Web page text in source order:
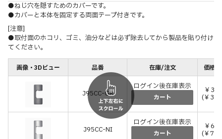
●ねじ穴を隠すためのカバーです。
●カバーと本体を固定する両面テープ付きです。
[注意]
●取付面のホコリ、ゴミ、油分などは必ず除去してから製品を貼り付け
てください。
画像・3Dビュー 品番 在庫/注文 価格(
J95CC-GR
ログイン後在庫表示
カート
￥
(￥
J95CC-NI
ログイン後在庫表示
カート
￥
(￥